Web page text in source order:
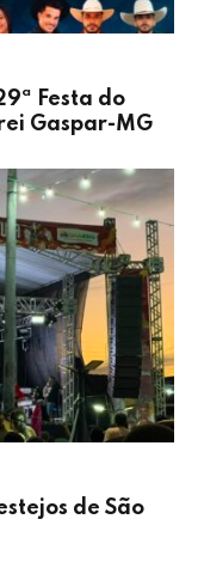
Festa do
Gaspar-MG
de São